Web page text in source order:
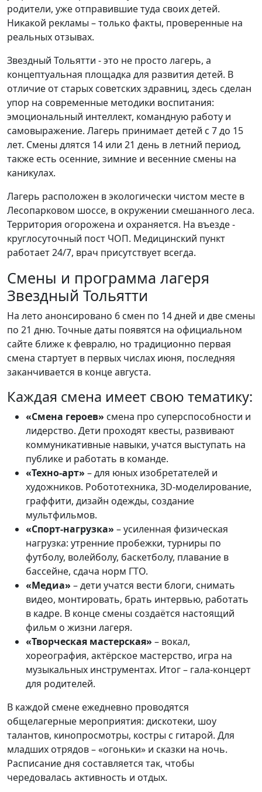
родители, уже отправившие туда своих детей.
Никакой рекламы – только факты, проверенные на
реальных отзывах.
Звездный Тольятти - это не просто лагерь, а
концептуальная площадка для развития детей. В
отличие от старых советских здравниц, здесь сделан
упор на современные методики воспитания:
эмоциональный интеллект, командную работу и
самовыражение. Лагерь принимает детей с 7 до 15
лет. Смены длятся 14 или 21 день в летний период,
также есть осенние, зимние и весенние смены на
каникулах.
Лагерь расположен в экологически чистом месте в
Лесопарковом шоссе, в окружении смешанного леса.
Территория огорожена и охраняется. На въезде -
круглосуточный пост ЧОП. Медицинский пункт
работает 24/7, врач присутствует всегда.
Смены и программа лагеря
Звездный Тольятти
На лето анонсировано 6 смен по 14 дней и две смены
по 21 дню. Точные даты появятся на официальном
сайте ближе к февралю, но традиционно первая
смена стартует в первых числах июня, последняя
заканчивается в конце августа.
Каждая смена имеет свою тематику:
«Смена героев» смена про суперспособности и
лидерство. Дети проходят квесты, развивают
коммуникативные навыки, учатся выступать на
публике и работать в команде.
«Техно-арт» – для юных изобретателей и
художников. Робототехника, 3D-моделирование,
граффити, дизайн одежды, создание
мультфильмов.
«Спорт-нагрузка» – усиленная физическая
нагрузка: утренние пробежки, турниры по
футболу, волейболу, баскетболу, плавание в
бассейне, сдача норм ГТО.
«Медиа» – дети учатся вести блоги, снимать
видео, монтировать, брать интервью, работать
в кадре. В конце смены создаётся настоящий
фильм о жизни лагеря.
«Творческая мастерская» – вокал,
хореография, актёрское мастерство, игра на
музыкальных инструментах. Итог – гала-концерт
для родителей.
В каждой смене ежедневно проводятся
общелагерные мероприятия: дискотеки, шоу
талантов, кинопросмотры, костры с гитарой. Для
младших отрядов – «огоньки» и сказки на ночь.
Расписание дня составляется так, чтобы
чередовалась активность и отдых.